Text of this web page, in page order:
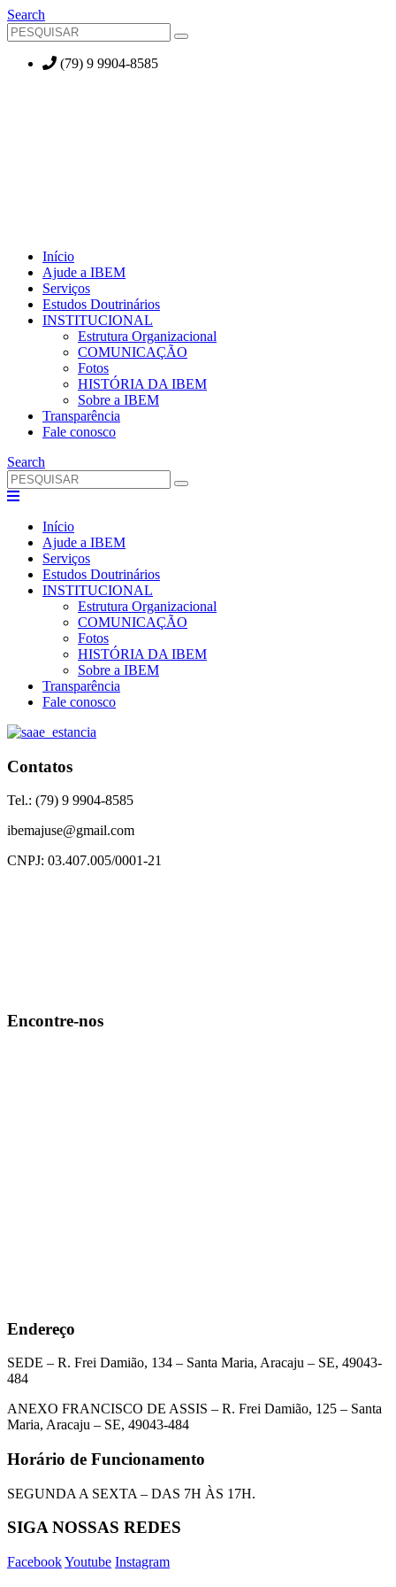
Search
(79) 9 9904-8585
Início
Ajude a IBEM
Serviços
Estudos Doutrinários
INSTITUCIONAL
Estrutura Organizacional
COMUNICAÇÃO
Fotos
HISTÓRIA DA IBEM
Sobre a IBEM
Transparência
Fale conosco
Search
Início
Ajude a IBEM
Serviços
Estudos Doutrinários
INSTITUCIONAL
Estrutura Organizacional
COMUNICAÇÃO
Fotos
HISTÓRIA DA IBEM
Sobre a IBEM
Transparência
Fale conosco
Contatos
Tel.: (79) 9 9904-8585
ibemajuse@gmail.com
CNPJ: 03.407.005/0001-21
Encontre-nos
Endereço
SEDE – R. Frei Damião, 134 – Santa Maria, Aracaju – SE, 49043-
484
ANEXO FRANCISCO DE ASSIS – R. Frei Damião, 125 – Santa
Maria, Aracaju – SE, 49043-484
Horário de Funcionamento
SEGUNDA A SEXTA – DAS 7H ÀS 17H.
SIGA NOSSAS REDES
FacebookYoutube Instagram